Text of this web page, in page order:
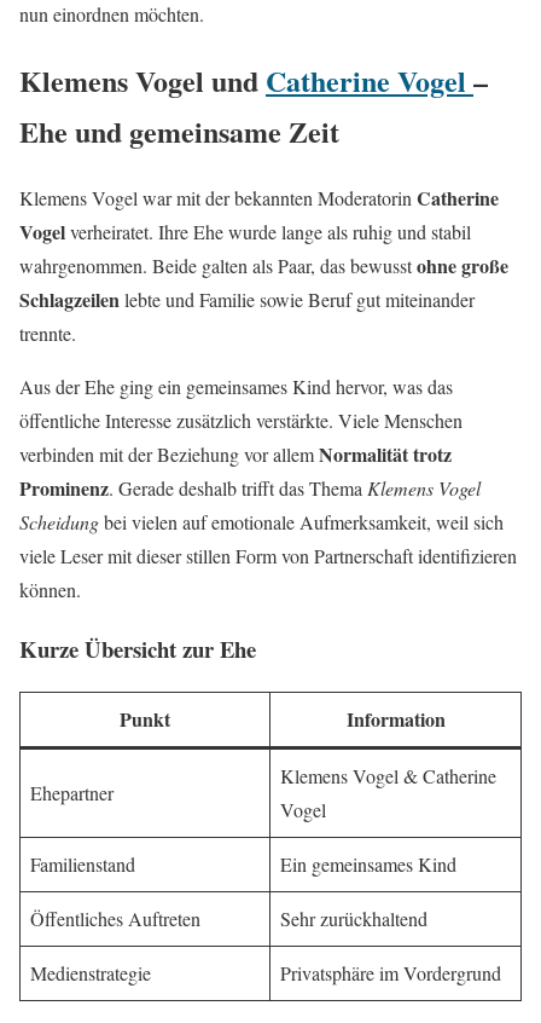
nun einordnen möchten.
Klemens Vogel und Catherine Vogel –
Ehe und gemeinsame Zeit
Klemens Vogel war mit der bekannten ModeratorinCatherine
Vogelverheiratet. Ihre Ehe wurde lange als ruhig und stabil
wahrgenommen. Beide galten als Paar, das bewusstohne große
Schlagzeilenlebte und Familie sowie Beruf gut miteinander
trennte.
Aus der Ehe ging ein gemeinsames Kind hervor, was das
öffentliche Interesse zusätzlich verstärkte. Viele Menschen
verbinden mit der Beziehung vor allemNormalität trotz
Prominenz. Gerade deshalb trifft das ThemaKlemens Vogel
Scheidungbei vielen auf emotionale Aufmerksamkeit, weil sich
viele Leser mit dieser stillen Form von Partnerschaft identifizieren
können.
Kurze Übersicht zur Ehe
Punkt Information
Ehepartner
Klemens Vogel & Catherine
Vogel
Familienstand Ein gemeinsames Kind
Öffentliches Auftreten Sehr zurückhaltend
Medienstrategie Privatsphäre im Vordergrund